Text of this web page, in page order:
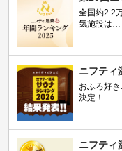
全国約2.2
気施設は…
ニフティ
おふろ好
決定！
ニフティ